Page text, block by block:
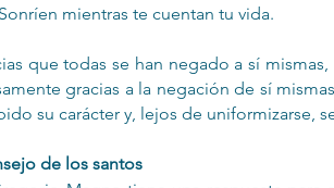
mientras te cuentan tu vida.
que todas se han negado a sí
gracias a la negación de sí
su carácter y, lejos de uniformizarse,
de los santos